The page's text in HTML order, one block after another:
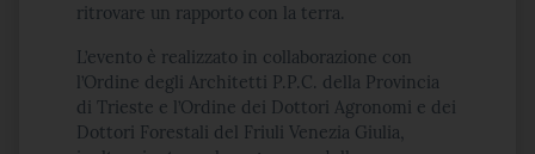
ritrovare un rapporto con la terra.
L’evento è realizzato in collaborazione con
l’Ordine degli Architetti P.P.C. della Provincia
di Trieste e l’Ordine dei Dottori Agronomi e dei
Dottori Forestali del Friuli Venezia Giulia,